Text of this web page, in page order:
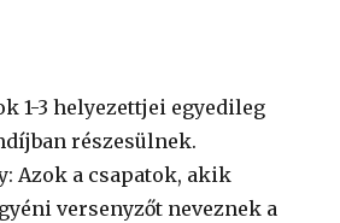
1-3 helyezettjei egyedileg
részesülnek.
Azok a csapatok, akik
versenyzőt neveznek a